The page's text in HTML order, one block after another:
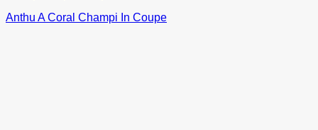
Anthu A Coral Champi In Coupe